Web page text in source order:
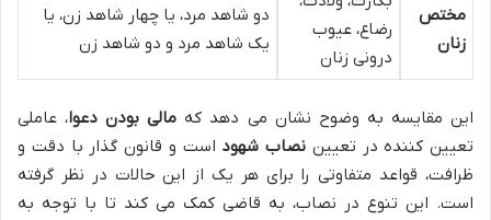
مختص
زنان
رضاع، عیوب
درونی زنان
دو شاهد مرد، یا چهار شاهد زن، یا
یک شاهد مرد و دو شاهد زن
این مقایسه به وضوح نشان می دهد که مالی بودن دعوا، عاملی
تعیین کننده در تعیین نصاب شهود است و قانون گذار با دقت و
ظرافت، قواعد متفاوتی را برای هر یک از این حالات در نظر گرفته
است. این تنوع در نصاب، به قاضی کمک می کند تا با توجه به